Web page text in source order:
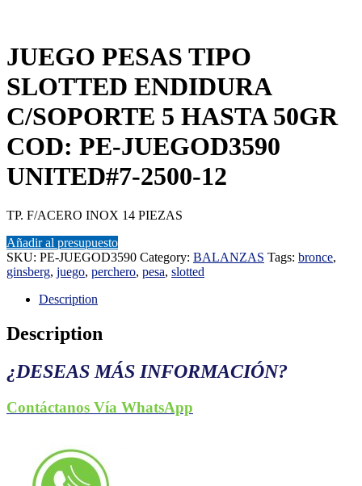
JUEGO PESAS TIPO
SLOTTED ENDIDURA
C/SOPORTE 5 HASTA 50GR
COD: PE-JUEGOD3590
UNITED#7-2500-12
TP. F/ACERO INOX 14 PIEZAS
Añadir al presupuesto
SKU: PE-JUEGOD3590 Category: BALANZAS Tags: bronce,
ginsberg, juego, perchero, pesa, slotted
Description
Description
¿DESEAS MÁS INFORMACIÓN?
Contáctanos Vía WhatsApp